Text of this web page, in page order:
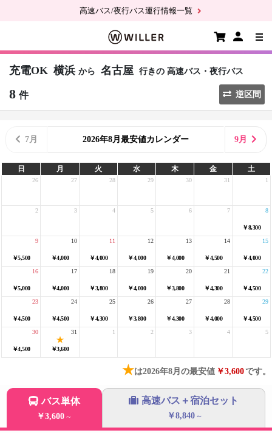
高速バス/夜行バス運行情報一覧
充電OK 横浜 から 名古屋 行きの 高速バス・夜行バス
8 件 逆区間
7月 2026年8月最安値カレンダー 9月
日 月 火 水 木 金 土
26 27 28 29 30 31 1
2 3 4 5 6 7
￥8,300
8
￥5,500
9
￥4,000
10
￥4,000
11
￥4,000
12
￥4,000
13
￥4,500
14
￥4,000
15
￥5,000
16
￥4,000
17
￥3,800
18
￥4,000
19
￥3,800
20
￥4,300
21
￥4,500
22
￥4,500
23
￥4,500
24
￥4,300
25
￥3,800
26
￥4,300
27
￥4,000
28
￥4,500
29
￥4,500
30
￥3,600
31 1 2 3 4 5
★は2026年8月の最安値 ￥3,600です。
バス単体
￥3,600 ～
高速バス＋宿泊セット
￥8,840 ～